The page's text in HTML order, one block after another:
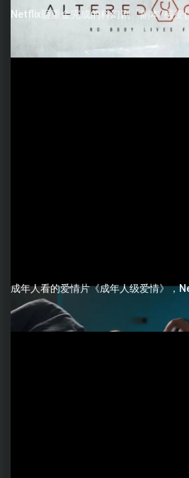
Netflix砸重金完成的科幻剧「副本/碳变
成年人看的爱情片《成年人级爱情》，